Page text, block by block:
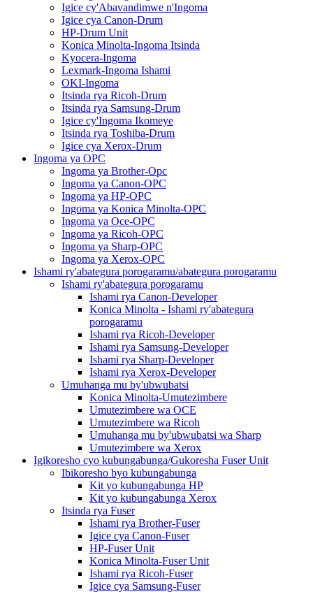
Igice cy'Abavandimwe n'Ingoma
Igice cya Canon-Drum
HP-Drum Unit
Konica Minolta-Ingoma Itsinda
Kyocera-Ingoma
Lexmark-Ingoma Ishami
OKI-Ingoma
Itsinda rya Ricoh-Drum
Itsinda rya Samsung-Drum
Igice cy'Ingoma Ikomeye
Itsinda rya Toshiba-Drum
Igice cya Xerox-Drum
Ingoma ya OPC
Ingoma ya Brother-Opc
Ingoma ya Canon-OPC
Ingoma ya HP-OPC
Ingoma ya Konica Minolta-OPC
Ingoma ya Oce-OPC
Ingoma ya Ricoh-OPC
Ingoma ya Sharp-OPC
Ingoma ya Xerox-OPC
Ishami ry'abategura porogaramu/abategura porogaramu
Ishami ry'abategura porogaramu
Ishami rya Canon-Developer
Konica Minolta - Ishami ry'abategura
porogaramu
Ishami rya Ricoh-Developer
Ishami rya Samsung-Developer
Ishami rya Sharp-Developer
Ishami rya Xerox-Developer
Umuhanga mu by'ubwubatsi
Konica Minolta-Umutezimbere
Umutezimbere wa OCE
Umutezimbere wa Ricoh
Umuhanga mu by'ubwubatsi wa Sharp
Umutezimbere wa Xerox
Igikoresho cyo kubungabunga/Gukoresha Fuser Unit
Ibikoresho byo kubungabunga
Kit yo kubungabunga HP
Kit yo kubungabunga Xerox
Itsinda rya Fuser
Ishami rya Brother-Fuser
Igice cya Canon-Fuser
HP-Fuser Unit
Konica Minolta-Fuser Unit
Ishami rya Ricoh-Fuser
Igice cya Samsung-Fuser